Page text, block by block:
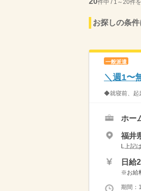
件中 / 1～20件
お探しの条
一般派遣
＼週1〜
◆就寝前、起
ホー
福井
L上記
日給
※お給
期間